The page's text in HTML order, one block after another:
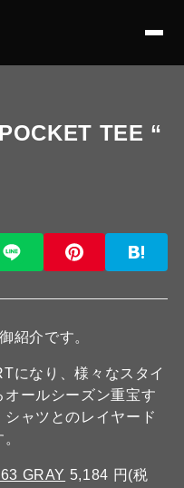
TEE “
紹介です。
になり、様々なスタイ
ールシーズン重宝す
ャツとのレイヤード
GRAY 5,184 円(税